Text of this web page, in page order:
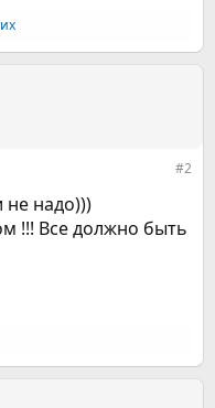
#2
надо)))
!!! Все должно быть